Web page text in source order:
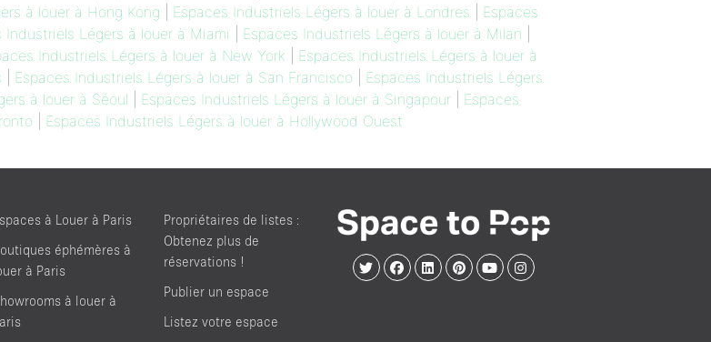
à louer à Hong Kong Espaces Industriels Légers à louer à Londres
Espaces
Industriels Légers à louer à Miami Espaces Industriels Légers à louer à Milan
Industriels Légers à louer à New York
Espaces Industriels Légers à louer à
Espaces Industriels Légers à louer à San Francisco| Espaces Industriels Légers
à louer à Séoul Espaces Industriels Légers à louer à Singapour
Espaces
| Espaces Industriels Légers à louer à Hollywood Ouest
à Louer à Paris
éphémères à
à Paris
à louer à
Propriétaires de listes :
Obtenez plus de
réservations !
Publier un espace
Listez votre espace